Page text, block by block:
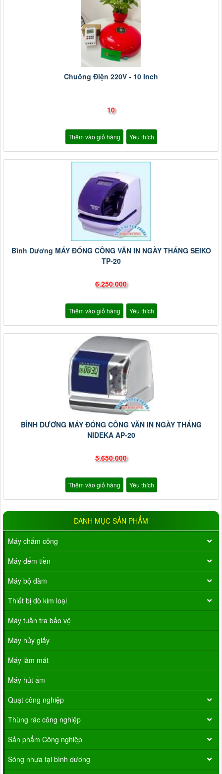
Chuông Điện 220V - 10 Inch
10
Thêm vào giỏ hàng Yêu thích
Bình Dương MÁY ĐÓNG CÔNG VĂN IN NGÀY THÁNG SEIKO
TP-20
6.250.000
Thêm vào giỏ hàng Yêu thích
BÌNH DƯƠNG MÁY ĐÓNG CÔNG VĂN IN NGÀY THÁNG
NIDEKA AP-20
5.650.000
Thêm vào giỏ hàng Yêu thích
DANH MỤC SẢN PHẨM
Máy chấm công
Máy đếm tiền
Máy bộ đàm
Thiết bị dò kim loại
Máy tuần tra bảo vệ
Máy hủy giấy
Máy làm mát
Máy hút ẩm
Quạt công nghiệp
Thùng rác công nghiệp
Sản phẩm Công nghiệp
Sóng nhựa tại bình dương